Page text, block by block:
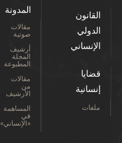
القانون
الدولي
الإنساني
قضايا
إنسانية
ملفات
المدونة
مقالات
صوتية
أرشيف
المجلة
المطبوعة
مقالات
من
الأرشيف
المساهمة
في
«الإنساني»